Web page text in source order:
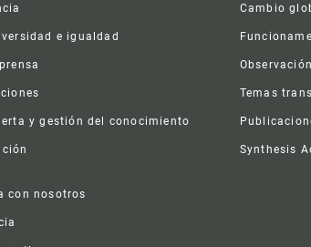
e igualdad
y gestión del conocimiento
Cambio
Temas
Synthesis
con nosotros